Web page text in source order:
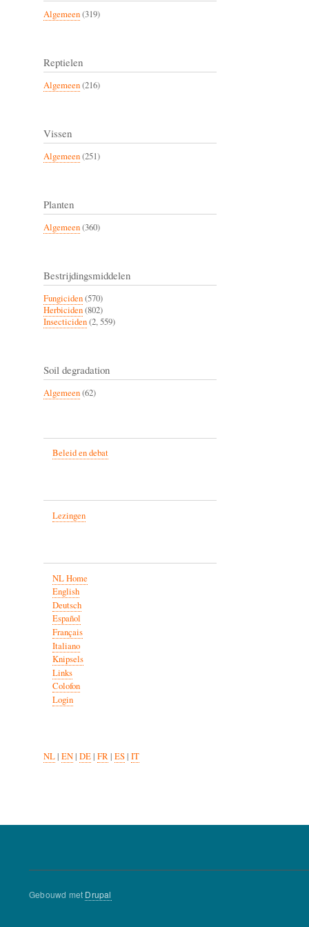
Algemeen(319)
Reptielen
Algemeen(216)
Vissen
Algemeen(251)
Planten
Algemeen(360)
Bestrijdingsmiddelen
Fungiciden(570)
Herbiciden(802)
Insecticiden(2, 559)
Soil degradation
Algemeen(62)
Beleid en debat
Lezingen
NL Home
English
Deutsch
Español
Français
Italiano
Knipsels
Links
Colofon
Login
NL| EN| DE| FR| ES| IT
Gebouwd met Drupal